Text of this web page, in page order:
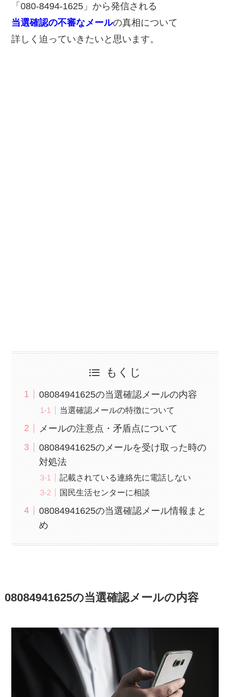
「080-8494-1625」から発信される
当選確認の不審なメールの真相について
詳しく迫っていきたいと思います。
もくじ
08084941625の当選確認メールの内容
当選確認メールの特徴について
メールの注意点・矛盾点について
08084941625のメールを受け取った時の
対処法
記載されている連絡先に電話しない
国民生活センターに相談
08084941625の当選確認メール情報まと
め
08084941625の当選確認メールの内容